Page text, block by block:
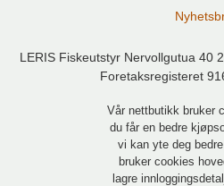
LERIS Fiskeutstyr Nervollgutua 40
Foretaksregisteret
Vår nettbutikk bruker
du får en bedre
vi kan yte deg
bruker cookies
lagre